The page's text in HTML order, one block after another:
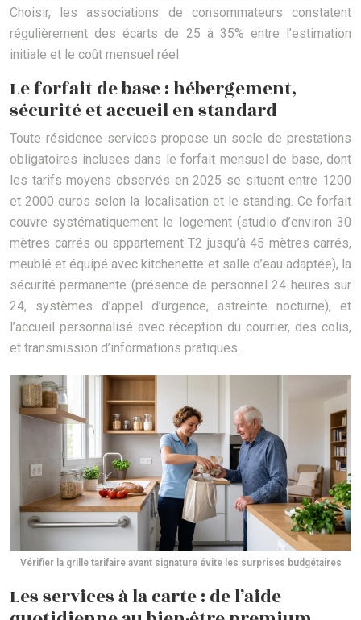
Choisir, les associations de consommateurs constatent
régulièrement des écarts de 25 à 35% entre l’estimation
initiale et le coût mensuel réel.
Le forfait de base : hébergement,
sécurité et accueil en standard
Toute résidence services propose un socle de prestations
obligatoires incluses dans le forfait mensuel de base, dont
les tarifs moyens observés en 2025 se situent entre 1200
et 2000 euros selon la localisation et le standing. Ce forfait
couvre systématiquement le logement (studio d’environ 30
mètres carrés ou appartement T2 jusqu’à 45 mètres carrés,
meublé et équipé avec kitchenette et salle d’eau adaptée), la
sécurité permanente (présence de personnel 24 heures sur
24, systèmes d’appel d’urgence, astreinte nocturne), et
l’accueil personnalisé avec réception du courrier, des colis,
et transmission d’informations pratiques.
Vérifier la grille tarifaire avant signature évite les surprises budgétaires
Les services à la carte : de l’aide